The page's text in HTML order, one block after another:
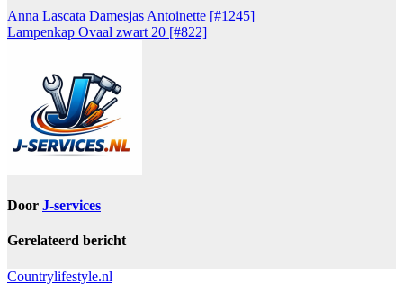
Anna Lascata Damesjas Antoinette [#1245]
Lampenkap Ovaal zwart 20 [#822]
Door J-services
Gerelateerd bericht
Countrylifestyle.nl